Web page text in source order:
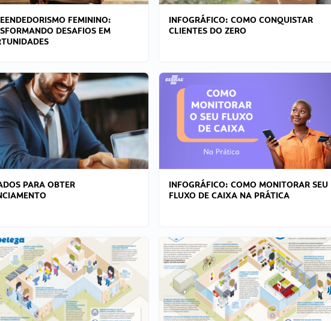
FEMININO:
DESAFIOS EM
INFOGRÁFICO: COMO CONQUISTAR
CLIENTES DO ZERO
PARA OBTER
INFOGRÁFICO: COMO MONITORAR SEU
FLUXO DE CAIXA NA PRÁTICA